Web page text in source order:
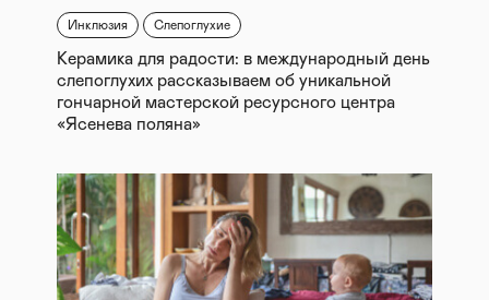
Инклюзия Слепоглухие
Керамика для радости: в международный день
слепоглухих рассказываем об уникальной
гончарной мастерской ресурсного центра
«Ясенева поляна»